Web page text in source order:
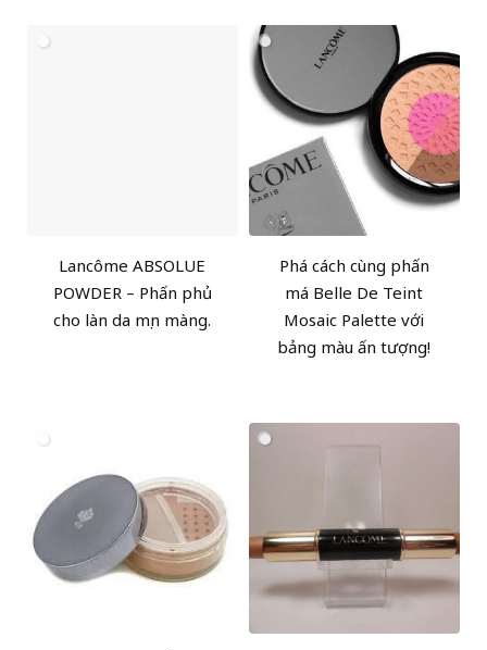
Lancôme ABSOLUE
POWDER – Phấn phủ
cho làn da mịn màng.
Phá cách cùng phấn
má Belle De Teint
Mosaic Palette với
bảng màu ấn tượng!